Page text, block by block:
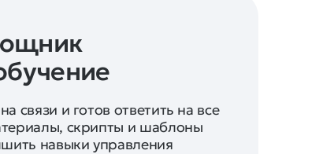
связи и готов ответить на все
скрипты и шаблоны
навыки управления